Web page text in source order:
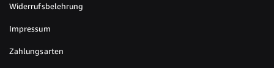
Widerrufsbelehrung
Impressum
Zahlungsarten